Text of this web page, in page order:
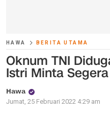
HAWA BERITA UTAMA
Oknum TNI
Istri Minta
Hawa
Jumat, 25 Februari 2022 4:29 am